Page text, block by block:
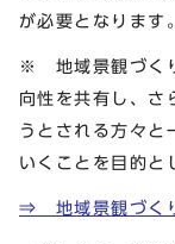
が必要となります。
※ 地域景観づく
向性を共有し、さ
うとされる方々と
いくことを目的と
⇒ 地域景観づく